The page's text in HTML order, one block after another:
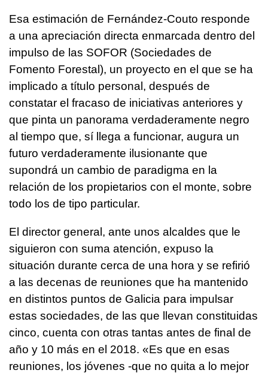
Esa estimación de Fernández-Couto responde
a una apreciación directa enmarcada dentro del
impulso de las SOFOR (Sociedades de
Fomento Forestal), un proyecto en el que se ha
implicado a título personal, después de
constatar el fracaso de iniciativas anteriores y
que pinta un panorama verdaderamente negro
al tiempo que, sí llega a funcionar, augura un
futuro verdaderamente ilusionante que
supondrá un cambio de paradigma en la
relación de los propietarios con el monte, sobre
todo los de tipo particular.
El director general, ante unos alcaldes que le
siguieron con suma atención, expuso la
situación durante cerca de una hora y se refirió
a las decenas de reuniones que ha mantenido
en distintos puntos de Galicia para impulsar
estas sociedades, de las que llevan constituidas
cinco, cuenta con otras tantas antes de final de
año y 10 más en el 2018. «Es que en esas
reuniones, los jóvenes -que no quita a lo mejor